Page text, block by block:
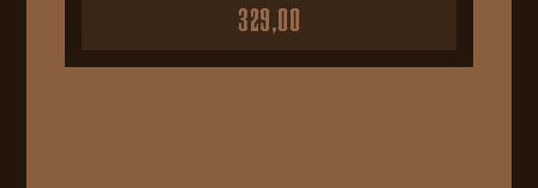
329,00